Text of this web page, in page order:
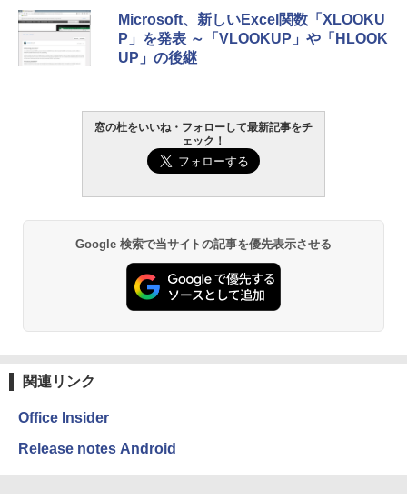
生成AIパスポート公式テキスト 第４版
￥1,766
AIイラスト表現辞典: 思い通りの絵を引き
出す プロンプトの言葉 AI画像生成シリー
ズ (はぴーイラストLabo)
ClaudeCode いちばんやさしい 教科書:
方 マニュアル AI副業にもコンテンツ作成
にもKindle出版にも！ 非エンジニアのた
めのAIコーディング入門シリーズ
￥1,600
Amazon Kindle Paperwhite (16GB) 7イ
ンチディスプレイ、色調調節ライト、12
週間持続バッテリー、広告なし、ブラッ
ク
Amazon Kindle - 目に優しい、かさばら
ない、大きな画面で読みやすい、6週間持
続バッテリー、6インチディスプレイ電子
￥19,980
Kindle Paperwhite シグニチャーエディ
ション (32GB) 7インチディスプレイ、明
ージ、防水、7インチカラーディスプレ
Microsoft、新しいExcel関数「XLOOKU
P」を発表 ～「VLOOKUP」や「HLOOK
UP」の後継
窓の杜をいいね・フォローして最新記事をチ
ェック！
Google 検索で当サイトの記事を優先表示させる
関連リンク
Office Insider
Release notes Android